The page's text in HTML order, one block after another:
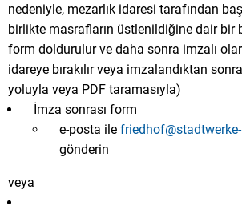
nedeniyle, mezarlık idaresi tarafından
birlikte masrafların üstlenildiğine dair bir
form doldurulur ve daha sonra imzalı
idareye bırakılır veya imzalandıktan
yoluyla veya PDF taramasıyla)
İmza sonrası form
e-posta ile
gönderin
veya